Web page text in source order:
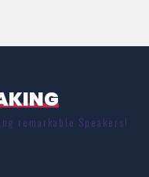
remarkable Speakers!